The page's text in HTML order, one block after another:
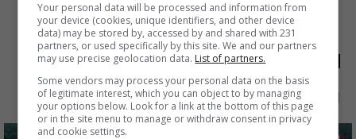
الأكثر قراءة
الآن 48 ساعة 7 أيام شهر
Your personal data will be processed and information from
your device (cookies, unique identifiers, and other device
data) may be stored by, accessed by and shared with 231
partners, or used specifically by this site. We and our partners
may use precise geolocation data. List of partners.
Some vendors may process your personal data on the basis
of legitimate interest, which you can object to by managing
your options below. Look for a link at the bottom of this page
or in the site menu to manage or withdraw consent in privacy
and cookie settings.